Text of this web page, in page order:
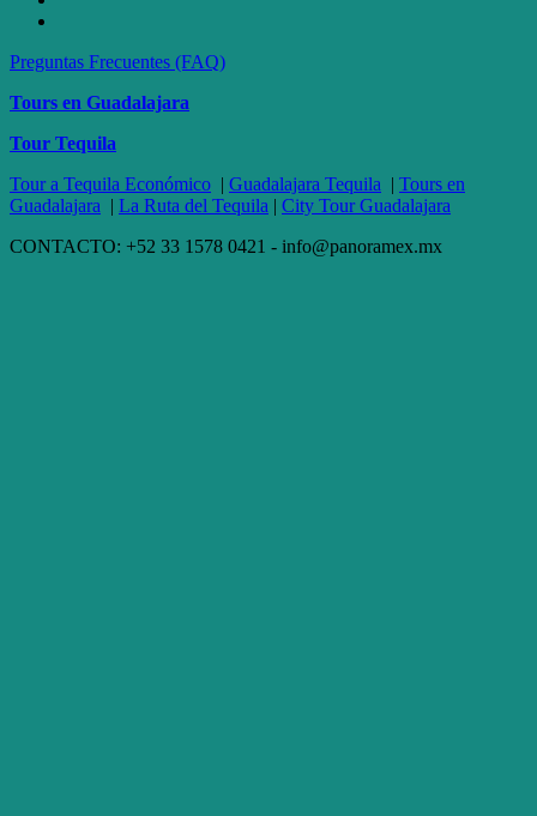
Preguntas Frecuentes (FAQ)
Tours en Guadalajara
Tour Tequila
Tour a Tequila Económico | Guadalajara Tequila | Tours en
Guadalajara | La Ruta del Tequila | City Tour Guadalajara
CONTACTO: +52 33 1578 0421 - info@panoramex.mx